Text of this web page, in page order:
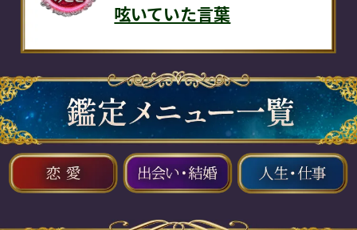
呟いていた言葉